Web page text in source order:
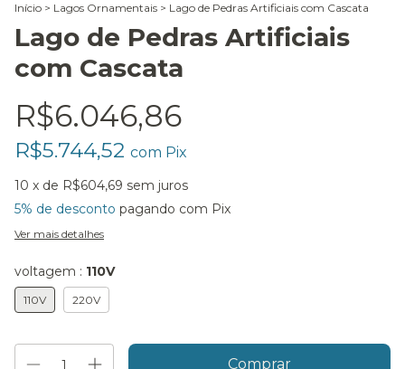
Início > Lagos Ornamentais > Lago de Pedras Artificiais com Cascata
Lago de Pedras Artificiais
com Cascata
R$6.046,86
R$5.744,52 com Pix
10 x de R$604,69 sem juros
5% de desconto pagando com Pix
Ver mais detalhes
voltagem : 110V
110V 220V